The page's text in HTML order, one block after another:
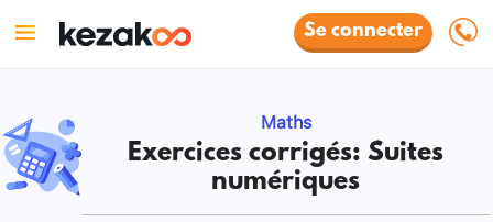
Se connecter
Maths
Exercices corrigés: Suites
numériques